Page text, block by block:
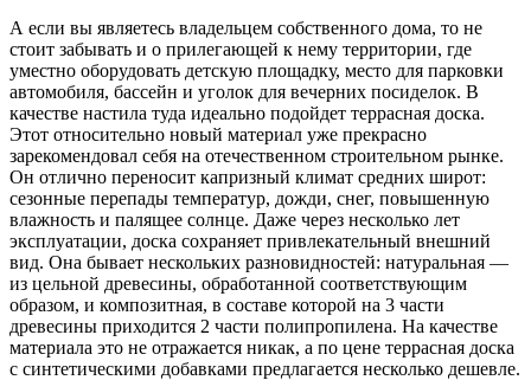
А если вы являетесь владельцем собственного дома, то не
стоит забывать и о прилегающей к нему территории, где
уместно оборудовать детскую площадку, место для парковки
автомобиля, бассейн и уголок для вечерних посиделок. В
качестве настила туда идеально подойдет террасная доска.
Этот относительно новый материал уже прекрасно
зарекомендовал себя на отечественном строительном рынке.
Он отлично переносит капризный климат средних широт:
сезонные перепады температур, дожди, снег, повышенную
влажность и палящее солнце. Даже через несколько лет
эксплуатации, доска сохраняет привлекательный внешний
вид. Она бывает нескольких разновидностей: натуральная —
из цельной древесины, обработанной соответствующим
образом, и композитная, в составе которой на 3 части
древесины приходится 2 части полипропилена. На качестве
материала это не отражается никак, а по цене террасная доска
с синтетическими добавками предлагается несколько дешевле.